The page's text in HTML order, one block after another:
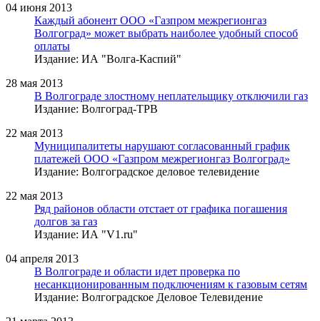
04 июня 2013
Каждый абонент ООО «Газпром межрегионгаз
Волгоград» может выбрать наиболее удобный способ
оплаты
Издание: ИА "Волга-Каспий"
28 мая 2013
В Волгограде злостному неплательщику отключили газ
Издание: Волгоград-ТРВ
22 мая 2013
Муниципалитеты нарушают согласованный график
платежей ООО «Газпром межрегионгаз Волгоград»
Издание: Волгоградское деловое телевидение
22 мая 2013
Ряд районов области отстает от графика погашения
долгов за газ
Издание: ИА "V1.ru"
04 апреля 2013
В Волгограде и области идет проверка по
несанкционированным подключениям к газовым сетям
Издание: Волгоградское Деловое Телевидение